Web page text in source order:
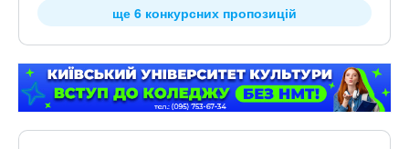
ще 6 конкурсних пропозицій